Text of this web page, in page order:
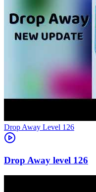
Level 126
126